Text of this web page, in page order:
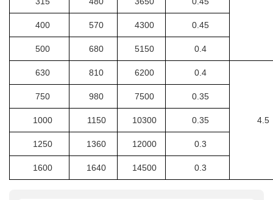
400 570 4300 0.45
500 680 5150 0.4
630 810 6200 0.4
4.5
750 980 7500 0.35
1000 1150 10300 0.35
1250 1360 12000 0.3
1600 1640 14500 0.3